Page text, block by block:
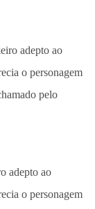
adepto ao
o personagem